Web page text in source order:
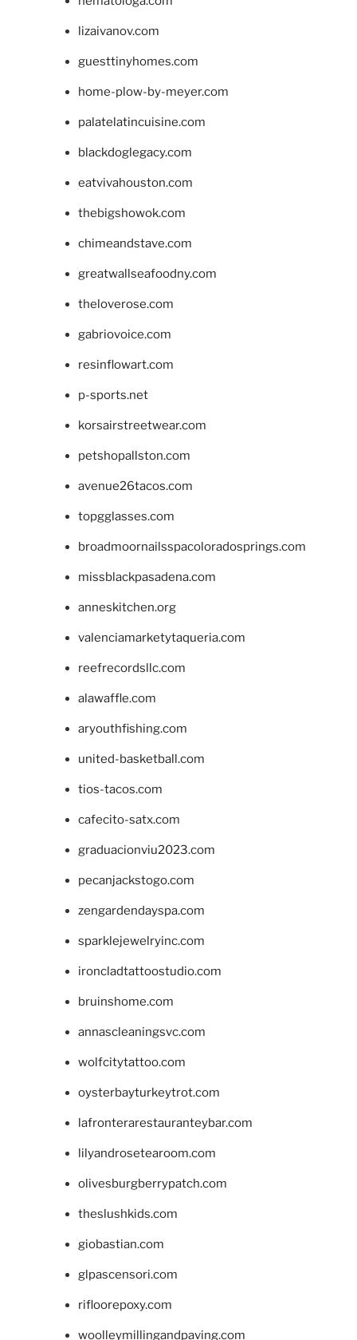
lizaivanov.com
guesttinyhomes.com
home-plow-by-meyer.com
palatelatincuisine.com
blackdoglegacy.com
eatvivahouston.com
thebigshowok.com
chimeandstave.com
greatwallseafoodny.com
theloverose.com
gabriovoice.com
resinflowart.com
p-sports.net
korsairstreetwear.com
petshopallston.com
avenue26tacos.com
topgglasses.com
broadmoornailsspacoloradosprings.com
missblackpasadena.com
anneskitchen.org
valenciamarketytaqueria.com
reefrecordsllc.com
alawaffle.com
aryouthfishing.com
united-basketball.com
tios-tacos.com
cafecito-satx.com
graduacionviu2023.com
pecanjackstogo.com
zengardendayspa.com
sparklejewelryinc.com
ironcladtattoostudio.com
bruinshome.com
annascleaningsvc.com
wolfcitytattoo.com
oysterbayturkeytrot.com
lafronterarestauranteybar.com
lilyandrosetearoom.com
olivesburgberrypatch.com
theslushkids.com
giobastian.com
glpascensori.com
rifloorepoxy.com
woolleymillingandpaving.com